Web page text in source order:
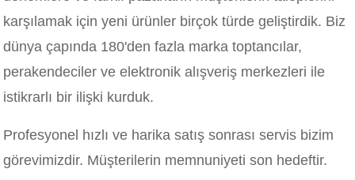
karşılamak için yeni ürünler birçok türde geliştirdik. Biz
dünya çapında 180'den fazla marka toptancılar,
perakendeciler ve elektronik alışveriş merkezleri ile
istikrarlı bir ilişki kurduk.
Profesyonel hızlı ve harika satış sonrası servis bizim
görevimizdir. Müşterilerin memnuniyeti son hedeftir.